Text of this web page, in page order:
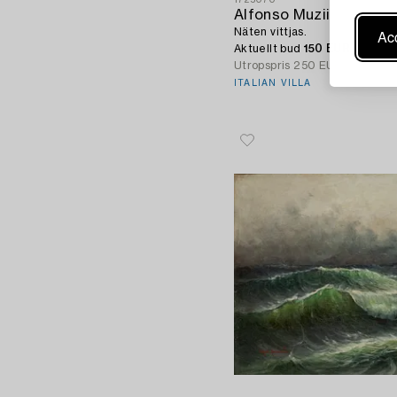
Alfonso Muzii
Näten vittjas.
Aktuellt bud 150 EUR
Utropspris 250 EUR
ITALIAN VILLA